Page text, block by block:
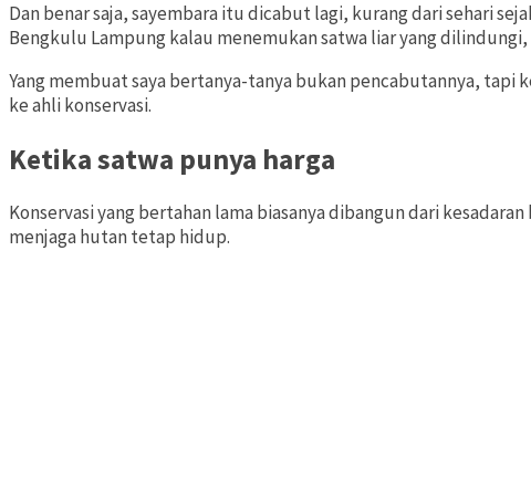
Dan benar saja, sayembara itu dicabut lagi, kurang dari sehari
Bengkulu Lampung kalau menemukan satwa liar yang
Yang membuat saya bertanya-tanya bukan pencabutannya, tapi
ke ahli konservasi.
Ketika satwa punya harga
Konservasi yang bertahan lama biasanya dibangun dari
menjaga hutan tetap hidup.